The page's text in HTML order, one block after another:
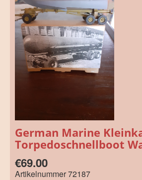
German Marine
Torpedoschnellboot
€69.00
Artikelnummer72187